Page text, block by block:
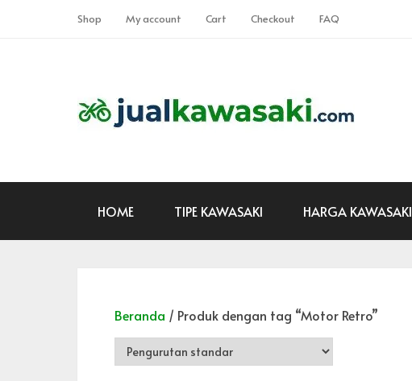
Shop My account Cart Checkout FAQ
HOME TIPE KAWASAKI HARGA KAWASAKI
Beranda / Produk dengan tag “Motor Retro”